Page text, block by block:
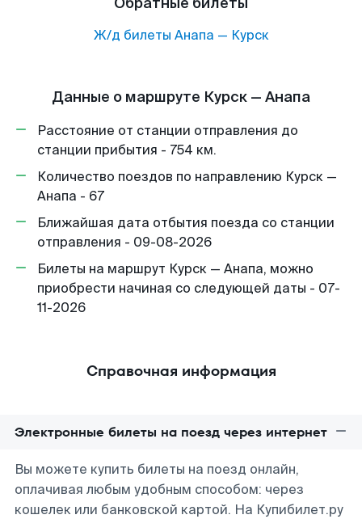
Ж/д билеты Анапа — Курск
Данные о маршруте Курск — Анапа
Расстояние от станции отправления до
станции прибытия - 754 км.
Количество поездов по направлению Курск —
Анапа - 67
Ближайшая дата отбытия поезда со станции
отправления - 09-08-2026
Билеты на маршрут Курск — Анапа, можно
приобрести начиная со следующей даты - 07-
11-2026
Справочная информация
Электронные билеты на поезд через интернет
Вы можете купить билеты на поезд онлайн,
оплачивая любым удобным способом: через
кошелек или банковской картой. На Купибилет.ру